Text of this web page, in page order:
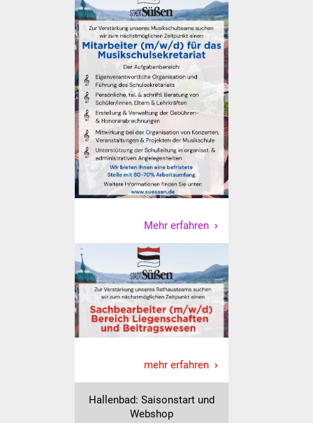
Lebenslagen
Formulare
Bürgerinfos
Bildung
Schulen
Kindergärten
Kolping-Musikschule
Soziale Einrichtungen
Kirchen
Jugendhaus
Fachteam Jugend
Mehr erfahren
mehr erfahren
Hallenbad: Saisonstart und
Webshop